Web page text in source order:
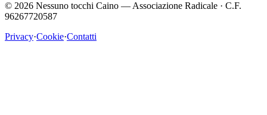
© 2026 Nessuno tocchi Caino — Associazione Radicale · C.F.
96267720587
Privacy·Cookie·Contatti